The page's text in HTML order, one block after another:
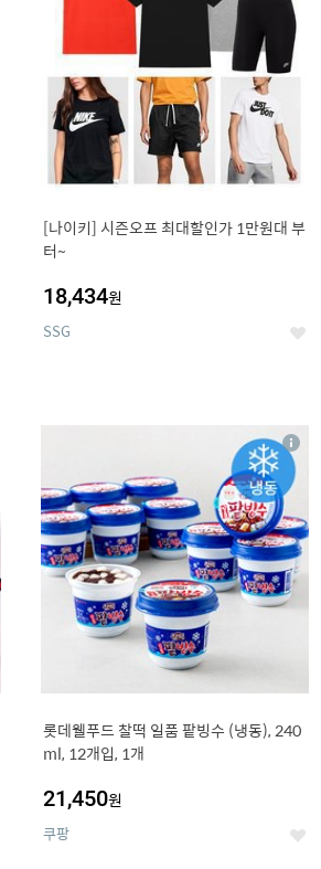
[나이키] 시즌오프 최대할인가 1만원대 부
터~
18,434원
SSG 좋
롯데웰푸드 찰떡 일품 팥빙수 (냉동), 240
ml, 12개입, 1개
21,450원
쿠팡 좋
상
세